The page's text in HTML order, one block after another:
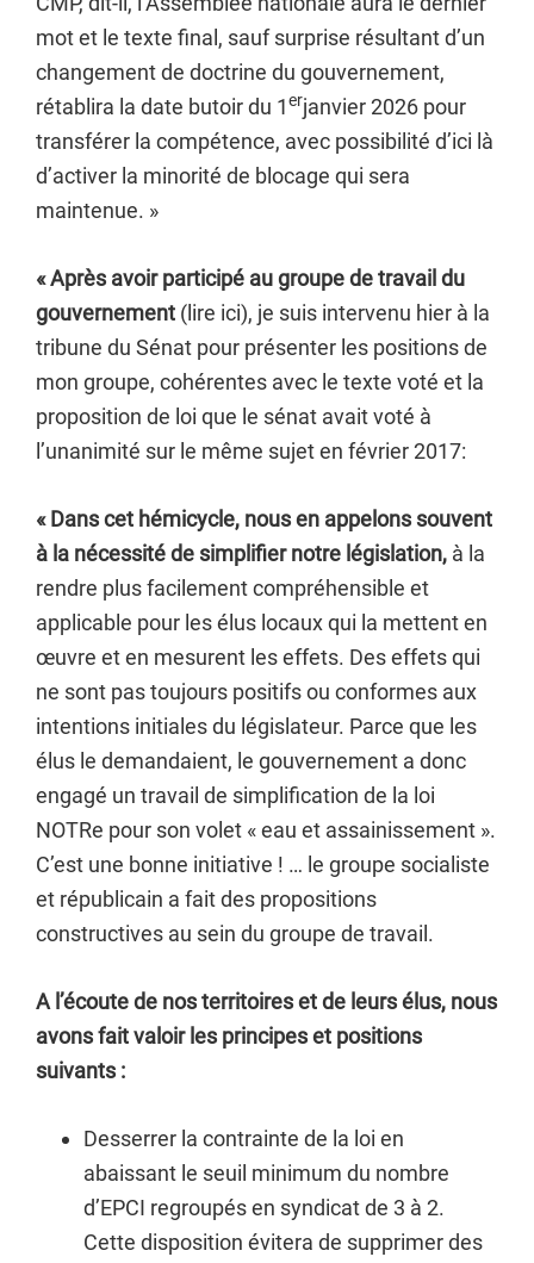
mot et le texte final, sauf surprise résultant d’un
changement de doctrine du gouvernement,
rétablira la date butoir du 1erjanvier 2026 pour
transférer la compétence, avec possibilité d’ici là
d’activer la minorité de blocage qui sera
maintenue. »
« Après avoir participé au groupe de travail du
gouvernement (lire ici), je suis intervenu hier à la
tribune du Sénat pour présenter les positions de
mon groupe, cohérentes avec le texte voté et la
proposition de loi que le sénat avait voté à
l’unanimité sur le même sujet en février 2017:
« Dans cet hémicycle, nous en appelons souvent
à la nécessité de simplifier notre législation, à la
rendre plus facilement compréhensible et
applicable pour les élus locaux qui la mettent en
œuvre et en mesurent les effets. Des effets qui
ne sont pas toujours positifs ou conformes aux
intentions initiales du législateur. Parce que les
élus le demandaient, le gouvernement a donc
engagé un travail de simplification de la loi
NOTRe pour son volet « eau et assainissement ».
C’est une bonne initiative ! … le groupe socialiste
et républicain a fait des propositions
constructives au sein du groupe de travail.
A l’écoute de nos territoires et de leurs élus, nous
avons fait valoir les principes et positions
suivants :
Desserrer la contrainte de la loi en
abaissant le seuil minimum du nombre
d’EPCI regroupés en syndicat de 3 à 2.
Cette disposition évitera de supprimer des